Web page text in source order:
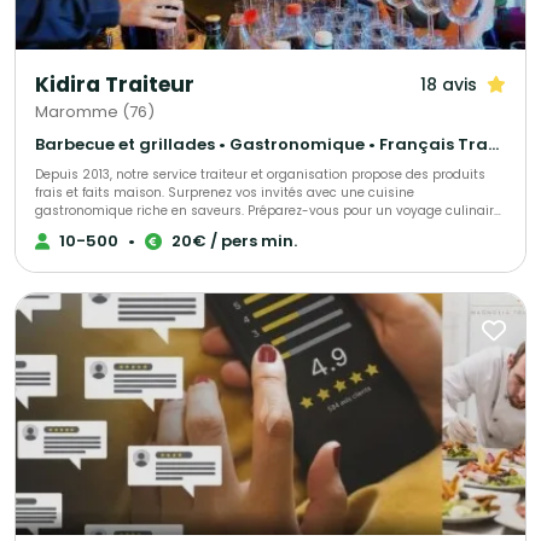
Kidira Traiteur 18 avis
Maromme (76)
Barbecue et grillades • Gastronomique • Français Traditionnel
Depuis 2013, notre service traiteur et organisation propose des produits
frais et faits maison. Surprenez vos invités avec une cuisine
gastronomique riche en saveurs. Préparez-vous pour un voyage culinaire
inoubliable.
10-500 • 20€ / pers min.